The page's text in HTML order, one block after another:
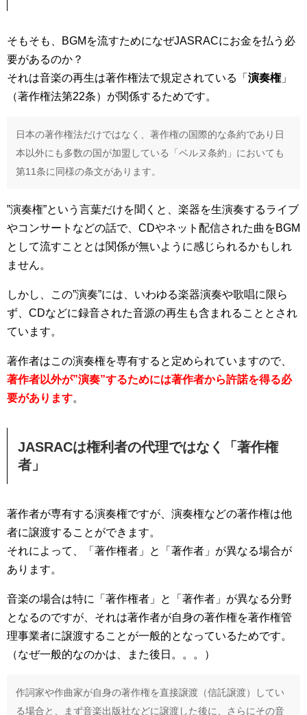
そもそも、BGMを流すためになぜJASRACにお金を払う必
要があるのか？
それは音楽の再生は著作権法で規定されている「 演奏権」
（著作権法第22条）が関係するためです。
日本の著作権法だけではなく、著作権の国際的な条約であり日
本以外にも多数の国が加盟している「ベルヌ条約」においても
第11条に同様の条文があります。
”演奏権”という言葉だけを聞くと、楽器を生演奏するライブ
やコンサートなどの話で、CDやネット配信された曲をBGM
として流すこととは関係が無いように感じられるかもしれ
ません。
しかし、この”演奏”には、いわゆる楽器演奏や歌唱に限ら
ず、CDなどに録音された音源の再生も含まれることとされ
ています。
著作者はこの演奏権を専有すると定められていますので、
著作者以外が”演奏”するためには著作者から許諾を得る必
要があります。
JASRACは権利者の代理ではなく「著作権
者」
著作者が専有する演奏権ですが、演奏権などの著作権は他
者に譲渡することができます。
それによって、「著作権者」と「著作者」が異なる場合が
あります。
音楽の場合は特に「著作権者」と「著作者」が異なる分野
となるのですが、それは著作者が自身の著作権を著作権管
理事業者に譲渡することが一般的となっているためです。
（なぜ一般的なのかは、また後日。。。）
作詞家や作曲家が自身の著作権を直接譲渡（信託譲渡）してい
る場合と、まず音楽出版社などに譲渡した後に、さらにその音